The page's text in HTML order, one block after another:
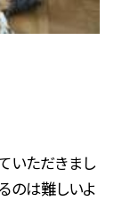
いただきまし
のは難しいよ